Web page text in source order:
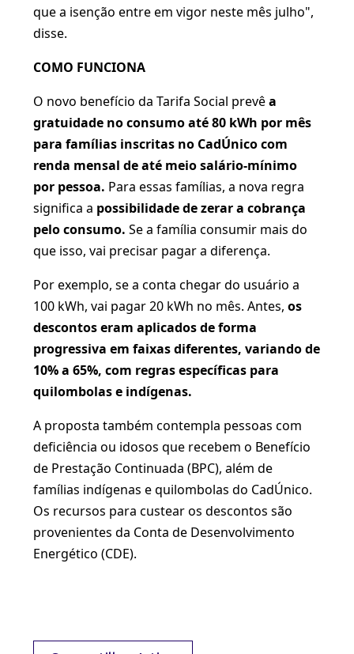
que a isenção entre em vigor neste mês julho",
disse.
COMO FUNCIONA
O novo benefício da Tarifa Social prevêa
gratuidade no consumo até 80 kWh por mês
para famílias inscritas no CadÚnico com
renda mensal de até meio salário-mínimo
por pessoa. Para essas famílias, a nova regra
significa a possibilidade de zerar a cobrança
pelo consumo. Se a família consumir mais do
que isso, vai precisar pagar a diferença.
Por exemplo, se a conta chegar do usuário a
100 kWh, vai pagar 20 kWh no mês. Antes, os
descontos eram aplicados de forma
progressiva em faixas diferentes, variando de
10% a 65%, com regras específicas para
quilombolas e indígenas.
A proposta também contempla pessoas com
deficiência ou idosos que recebem o Benefício
de Prestação Continuada (BPC), além de
famílias indígenas e quilombolas do CadÚnico.
Os recursos para custear os descontos são
provenientes da Conta de Desenvolvimento
Energético (CDE).